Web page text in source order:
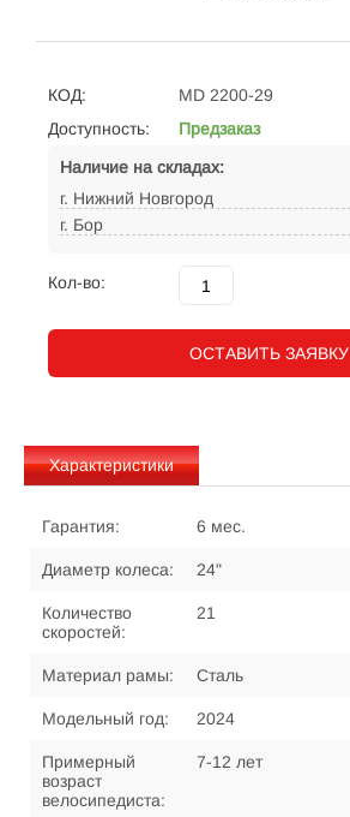
КОД:
MD 2200-29
Доступность:
Предзаказ
Наличие на складах:
г. Нижний Новгород
г. Бор
Кол-во:
ОСТАВИТЬ ЗАЯВКУ
Характеристики
Гарантия: 6 мес.
Диаметр колеса: 24"
Количество
скоростей:
21
Материал рамы: Сталь
Модельный год: 2024
Примерный
возраст
велосипедиста:
7-12 лет